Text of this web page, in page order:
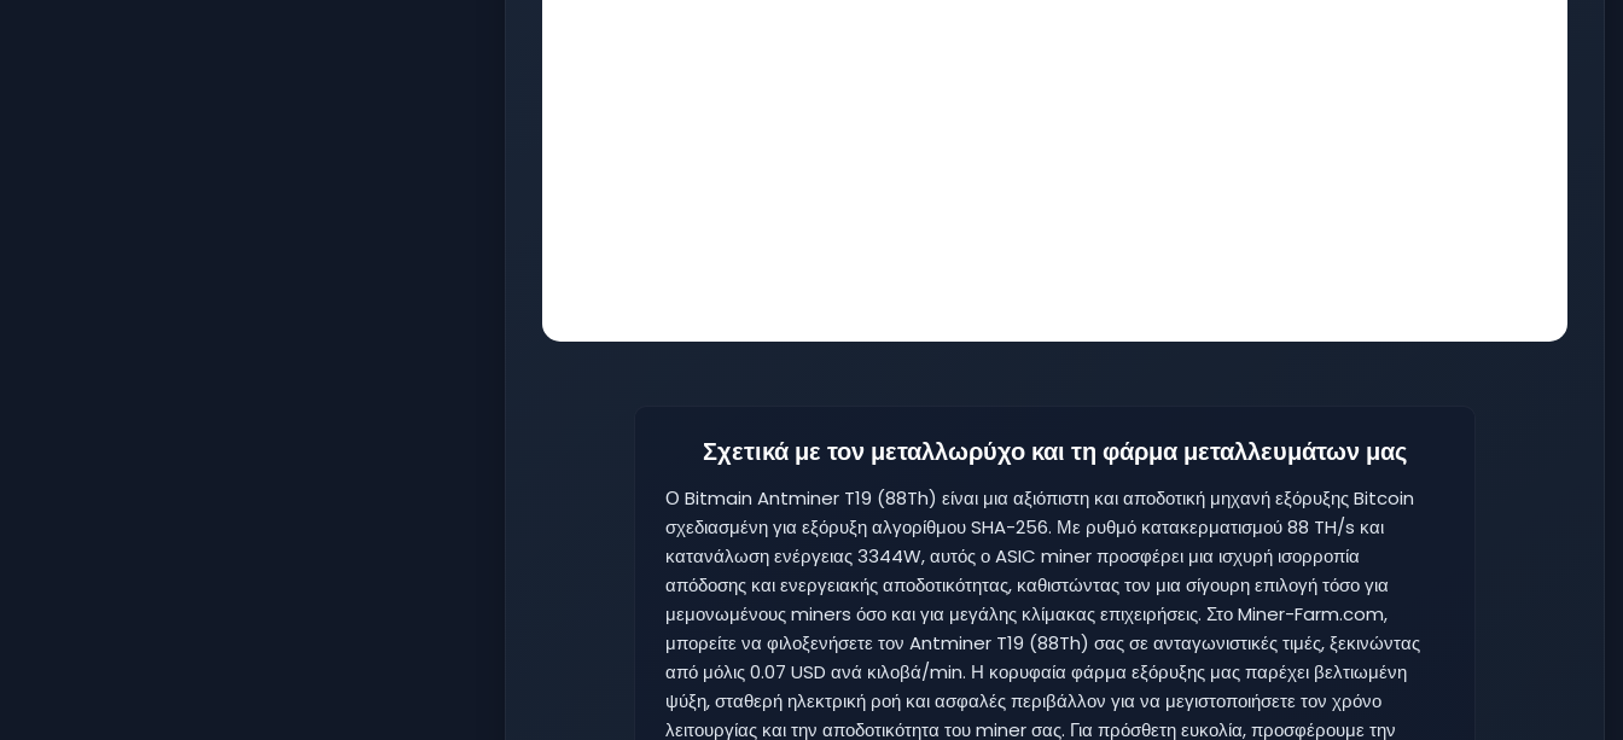
Σχετικά με τον μεταλλωρύχο και τη φάρμα μεταλλευμάτων μας
Ο Bitmain Antminer T19 (88Th) είναι μια αξιόπιστη και αποδοτική μηχανή εξόρυξης Bitcoin
σχεδιασμένη για εξόρυξη αλγορίθμου SHA-256. Με ρυθμό κατακερματισμού 88 TH/s και
κατανάλωση ενέργειας 3344W, αυτός ο ASIC miner προσφέρει μια ισχυρή ισορροπία
απόδοσης και ενεργειακής αποδοτικότητας, καθιστώντας τον μια σίγουρη επιλογή τόσο για
μεμονωμένους miners όσο και για μεγάλης κλίμακας επιχειρήσεις. Στο Miner-Farm.com,
μπορείτε να φιλοξενήσετε τον Antminer T19 (88Th) σας σε ανταγωνιστικές τιμές, ξεκινώντας
από μόλις 0.07 USD ανά κιλοβά/min. Η κορυφαία φάρμα εξόρυξης μας παρέχει βελτιωμένη
ψύξη, σταθερή ηλεκτρική ροή και ασφαλές περιβάλλον για να μεγιστοποιήσετε τον χρόνο
λειτουργίας και την αποδοτικότητα του miner σας. Για πρόσθετη ευκολία, προσφέρουμε την